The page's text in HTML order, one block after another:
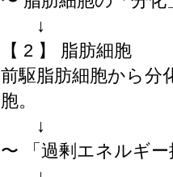
↓
【 2 】 脂肪細胞
前駆脂肪細胞から分
胞。
↓
〜 「過剰エネルギ